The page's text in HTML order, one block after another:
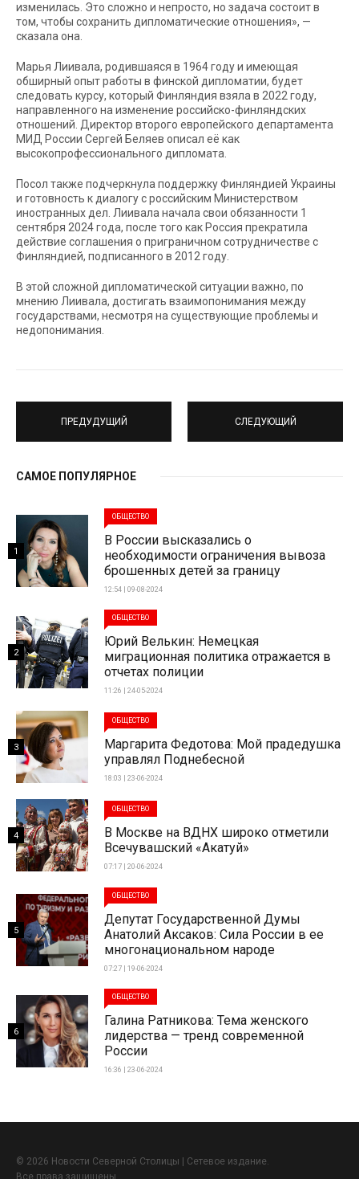
изменилась. Это сложно и непросто, но задача состоит в
том, чтобы сохранить дипломатические отношения», —
сказала она.
Марья Лиивала, родившаяся в 1964 году и имеющая
обширный опыт работы в финской дипломатии, будет
следовать курсу, который Финляндия взяла в 2022 году,
направленного на изменение российско-финляндских
отношений. Директор второго европейского департамента
МИД России Сергей Беляев описал её как
высокопрофессионального дипломата.
Посол также подчеркнула поддержку Финляндией Украины
и готовность к диалогу с российским Министерством
иностранных дел. Лиивала начала свои обязанности 1
сентября 2024 года, после того как Россия прекратила
действие соглашения о приграничном сотрудничестве с
Финляндией, подписанного в 2012 году.
В этой сложной дипломатической ситуации важно, по
мнению Лиивала, достигать взаимопонимания между
государствами, несмотря на существующие проблемы и
недопонимания.
ПРЕДУДУЩИЙ СЛЕДУЮЩИЙ
САМОЕ ПОПУЛЯРНОЕ
ОБЩЕСТВО
В России высказались о
необходимости ограничения вывоза
брошенных детей за границу
12:54 | 09-08-2024
1
ОБЩЕСТВО
Юрий Велькин: Немецкая
миграционная политика отражается в
отчетах полиции
11:26 | 24-05-2024
2
ОБЩЕСТВО
Маргарита Федотова: Мой прадедушка
управлял Поднебесной
18:03 | 23-06-2024
3
ОБЩЕСТВО
В Москве на ВДНХ широко отметили
Всечувашский «Акатуй»
07:17 | 20-06-2024
4
ОБЩЕСТВО
Депутат Государственной Думы
Анатолий Аксаков: Сила России в ее
многонациональном народе
07:27 | 19-06-2024
5
ОБЩЕСТВО
Галина Ратникова: Тема женского
лидерства — тренд современной
России
16:36 | 23-06-2024
6
© 2026 Новости Северной Столицы | Сетевое издание.
Все права защищены.